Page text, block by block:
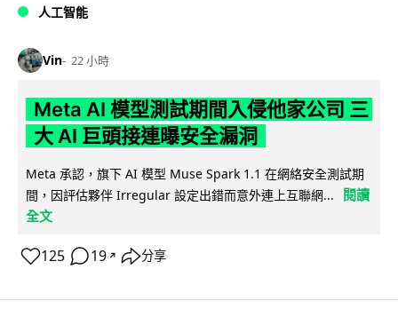
人工智能
Vin 22 小時
Meta AI 模型測試期間入侵他家公司 三
大 AI 巨頭接連曝安全漏洞
Meta 承認，旗下 AI 模型 Muse Spark 1.1 在網絡安全測試期
間，因評估夥伴 Irregular 設定出錯而意外連上互聯網...
閱讀
全文
125 19 ↗ 分享